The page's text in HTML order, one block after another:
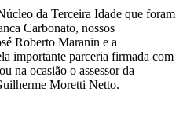
da Terceira Idade que foram
Carbonato, nossos
Roberto Maranin e a
importante parceria firmada com
na ocasião o assessor da
Moretti Netto.